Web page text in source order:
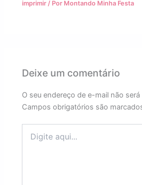
imprimir / Por Montando Minha Festa
Deixe um comentário
O seu endereço de e-mail não
Campos obrigatórios são
aqui...